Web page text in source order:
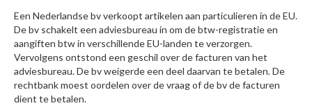
Een Nederlandse bv verkoopt artikelen aan particulieren in de EU.
De bv schakelt een adviesbureau in om de btw-registratie en
aangiften btw in verschillende EU-landen te verzorgen.
Vervolgens ontstond een geschil over de facturen van het
adviesbureau. De bv weigerde een deel daarvan te betalen. De
rechtbank moest oordelen over de vraag of de bv de facturen
dient te betalen.